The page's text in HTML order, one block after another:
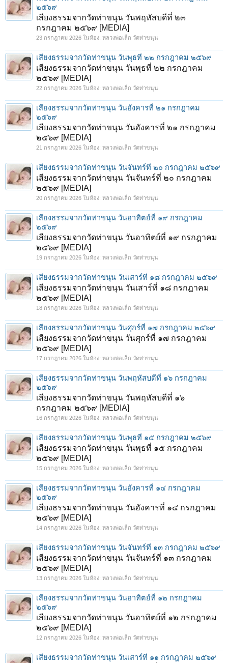
๒๕๖๙
เสียงธรรมจากวัดท่าขนุน วันพฤหัสบดีที่ ๒๓
กรกฎาคม ๒๕๖๙ [MEDIA]
23 กรกฎาคม 2026 ในห้อง: หลวงพ่อเล็ก วัดท่าขนุน
เสียงธรรมจากวัดท่าขนุน วันพุธที่ ๒๒ กรกฎาคม ๒๕๖๙
เสียงธรรมจากวัดท่าขนุน วันพุธที่ ๒๒ กรกฎาคม
๒๕๖๙ [MEDIA]
22 กรกฎาคม 2026 ในห้อง: หลวงพ่อเล็ก วัดท่าขนุน
เสียงธรรมจากวัดท่าขนุน วันอังคารที่ ๒๑ กรกฎาคม
๒๕๖๙
เสียงธรรมจากวัดท่าขนุน วันอังคารที่ ๒๑ กรกฎาคม
๒๕๖๙ [MEDIA]
21 กรกฎาคม 2026 ในห้อง: หลวงพ่อเล็ก วัดท่าขนุน
เสียงธรรมจากวัดท่าขนุน วันจันทร์ที่ ๒๐ กรกฎาคม ๒๕๖๙
เสียงธรรมจากวัดท่าขนุน วันจันทร์ที่ ๒๐ กรกฎาคม
๒๕๖๙ [MEDIA]
20 กรกฎาคม 2026 ในห้อง: หลวงพ่อเล็ก วัดท่าขนุน
เสียงธรรมจากวัดท่าขนุน วันอาทิตย์ที่ ๑๙ กรกฎาคม
๒๕๖๙
เสียงธรรมจากวัดท่าขนุน วันอาทิตย์ที่ ๑๙ กรกฎาคม
๒๕๖๙ [MEDIA]
19 กรกฎาคม 2026 ในห้อง: หลวงพ่อเล็ก วัดท่าขนุน
เสียงธรรมจากวัดท่าขนุน วันเสาร์ที่ ๑๘ กรกฎาคม ๒๕๖๙
เสียงธรรมจากวัดท่าขนุน วันเสาร์ที่ ๑๘ กรกฎาคม
๒๕๖๙ [MEDIA]
18 กรกฎาคม 2026 ในห้อง: หลวงพ่อเล็ก วัดท่าขนุน
เสียงธรรมจากวัดท่าขนุน วันศุกร์ที่ ๑๗ กรกฎาคม ๒๕๖๙
เสียงธรรมจากวัดท่าขนุน วันศุกร์ที่ ๑๗ กรกฎาคม
๒๕๖๙ [MEDIA]
17 กรกฎาคม 2026 ในห้อง: หลวงพ่อเล็ก วัดท่าขนุน
เสียงธรรมจากวัดท่าขนุน วันพฤหัสบดีที่ ๑๖ กรกฎาคม
๒๕๖๙
เสียงธรรมจากวัดท่าขนุน วันพฤหัสบดีที่ ๑๖
กรกฎาคม ๒๕๖๙ [MEDIA]
16 กรกฎาคม 2026 ในห้อง: หลวงพ่อเล็ก วัดท่าขนุน
เสียงธรรมจากวัดท่าขนุน วันพุธที่ ๑๕ กรกฎาคม ๒๕๖๙
เสียงธรรมจากวัดท่าขนุน วันพุธที่ ๑๕ กรกฎาคม
๒๕๖๙ [MEDIA]
15 กรกฎาคม 2026 ในห้อง: หลวงพ่อเล็ก วัดท่าขนุน
เสียงธรรมจากวัดท่าขนุน วันอังคารที่ ๑๔ กรกฎาคม
๒๕๖๙
เสียงธรรมจากวัดท่าขนุน วันอังคารที่ ๑๔ กรกฎาคม
๒๕๖๙ [MEDIA]
14 กรกฎาคม 2026 ในห้อง: หลวงพ่อเล็ก วัดท่าขนุน
เสียงธรรมจากวัดท่าขนุน วันจันทร์ที่ ๑๓ กรกฎาคม ๒๕๖๙
เสียงธรรมจากวัดท่าขนุน วันจันทร์ที่ ๑๓ กรกฎาคม
๒๕๖๙ [MEDIA]
13 กรกฎาคม 2026 ในห้อง: หลวงพ่อเล็ก วัดท่าขนุน
เสียงธรรมจากวัดท่าขนุน วันอาทิตย์ที่ ๑๒ กรกฎาคม
๒๕๖๙
เสียงธรรมจากวัดท่าขนุน วันอาทิตย์ที่ ๑๒ กรกฎาคม
๒๕๖๙ [MEDIA]
12 กรกฎาคม 2026 ในห้อง: หลวงพ่อเล็ก วัดท่าขนุน
เสียงธรรมจากวัดท่าขนุน วันเสาร์ที่ ๑๑ กรกฎาคม ๒๕๖๙